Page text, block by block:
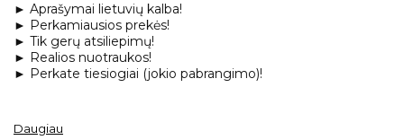
► Aprašymai lietuvių kalba!
► Perkamiausios prekės!
► Tik gerų atsiliepimų!
► Realios nuotraukos!
► Perkate tiesiogiai (jokio pabrangimo)!
Daugiau